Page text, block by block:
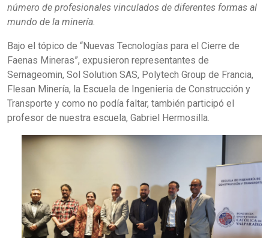
número de profesionales vinculados de diferentes formas al
mundo de la minería.
Bajo el tópico de “Nuevas Tecnologías para el Cierre de
Faenas Mineras”, expusieron representantes de
Sernageomin, Sol Solution SAS, Polytech Group de Francia,
Flesan Minería, la Escuela de Ingenieria de Construcción y
Transporte y como no podía faltar, también participó el
profesor de nuestra escuela, Gabriel Hermosilla.